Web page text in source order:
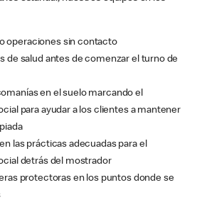
operaciones sin contacto
de salud antes de comenzar el turno de
en el suelo marcando el
para ayudar a los clientes a mantener
las prácticas adecuadas para el
detrás del mostrador
protectoras en los puntos donde se